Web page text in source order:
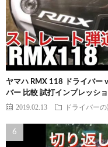
ヤマハ RMX 118 ドライバー
バー 比較 試打インプレッシ
2019.02.13 ドライバー